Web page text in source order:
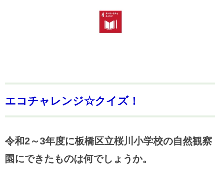
エコチャレンジ☆クイズ！
令和2～3年度に板橋区立桜川小学校の自然観察
園にできたものは何でしょうか。